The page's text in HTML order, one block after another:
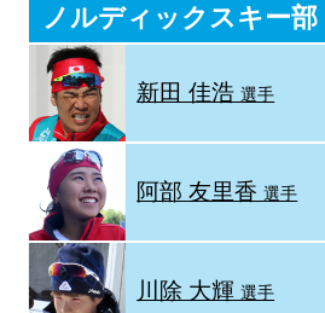
ノルディックスキー部
新田 佳浩選手
阿部 友里香選手
川除 大輝選手